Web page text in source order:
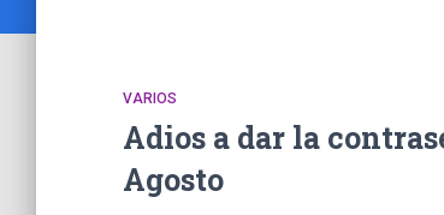
VARIOS
Adios a dar la
Agosto